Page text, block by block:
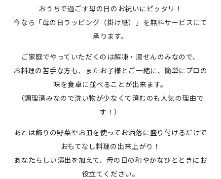
おうちで過ごす母の日のお祝いにピッタリ！
今なら「母の日ラッピング（掛け紙）」を無料サービスにて
承ります。
ご家庭でやっていただくのは解凍・湯せんのみなので、
お料理の苦手な方も、またお子様とご一緒に、簡単にプロの
味を食卓に並べることが出来ます。
（調理済みなので洗い物が少なくて済むのも人気の理由で
す！）
あとは飾りの野菜やお皿を使ってお洒落に盛り付けるだけで
おもてなし料理の出来上がり！
あなたらしい演出を加えて、母の日の和やかなひとときにお
役立てください。